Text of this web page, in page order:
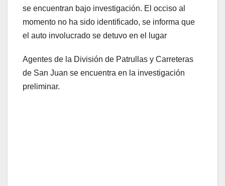
se encuentran bajo investigación. El occiso al
momento no ha sido identificado, se informa que
el auto involucrado se detuvo en el lugar
Agentes de la División de Patrullas y Carreteras
de San Juan se encuentra en la investigación
preliminar.